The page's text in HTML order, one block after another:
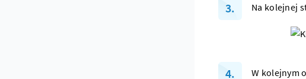
Na kolejnej
W kolejnym